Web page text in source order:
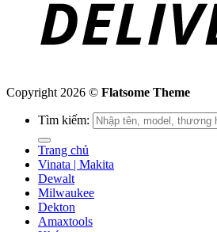
Copyright 2026 © Flatsome Theme
Tìm kiếm:
Trang chủ
Vinata | Makita
Dewalt
Milwaukee
Dekton
Amaxtools